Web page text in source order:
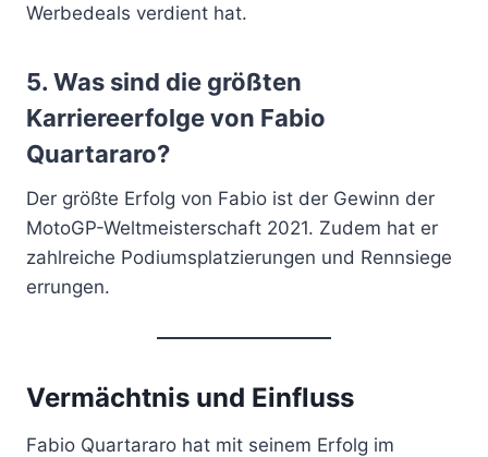
Werbedeals verdient hat.
5. Was sind die größten
Karriereerfolge von Fabio
Quartararo?
Der größte Erfolg von Fabio ist der Gewinn der
MotoGP-Weltmeisterschaft 2021. Zudem hat er
zahlreiche Podiumsplatzierungen und Rennsiege
errungen.
Vermächtnis und Einfluss
Fabio Quartararo hat mit seinem Erfolg im